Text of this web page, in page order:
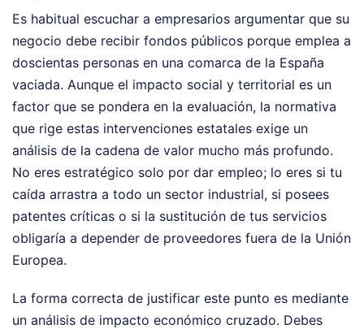
Es habitual escuchar a empresarios argumentar que su
negocio debe recibir fondos públicos porque emplea a
doscientas personas en una comarca de la España
vaciada. Aunque el impacto social y territorial es un
factor que se pondera en la evaluación, la normativa
que rige estas intervenciones estatales exige un
análisis de la cadena de valor mucho más profundo.
No eres estratégico solo por dar empleo; lo eres si tu
caída arrastra a todo un sector industrial, si posees
patentes críticas o si la sustitución de tus servicios
obligaría a depender de proveedores fuera de la Unión
Europea.
La forma correcta de justificar este punto es mediante
un análisis de impacto económico cruzado. Debes